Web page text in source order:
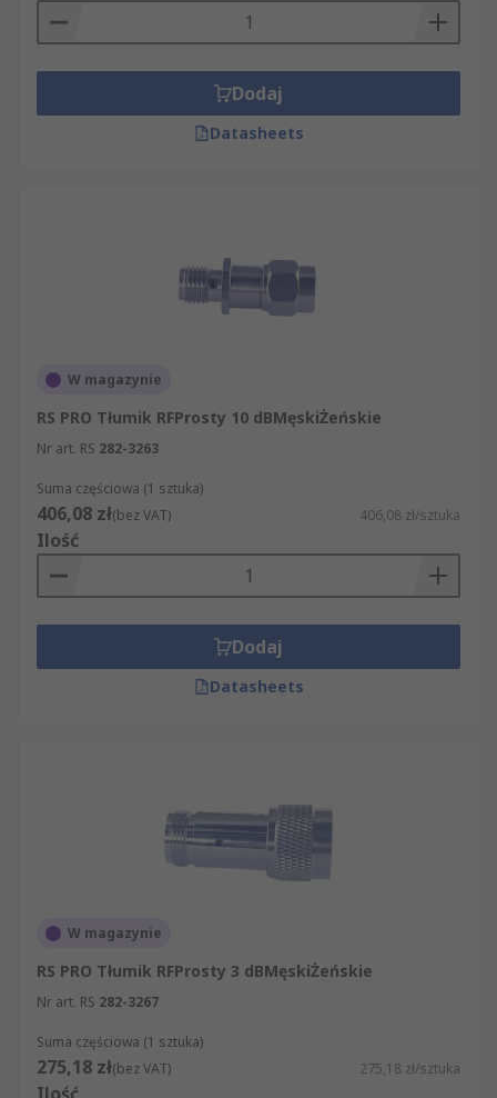
Dodaj
Datasheets
W magazynie
RS PRO Tłumik RFProsty 10 dBMęskiŻeńskie
Nr art. RS 282-3263
Suma częściowa (1 sztuka)
406,08 zł(bez VAT) 406,08 zł/sztuka
Ilość
Dodaj
Datasheets
W magazynie
RS PRO Tłumik RFProsty 3 dBMęskiŻeńskie
Nr art. RS 282-3267
Suma częściowa (1 sztuka)
275,18 zł(bez VAT) 275,18 zł/sztuka